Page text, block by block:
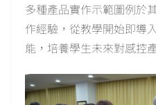
多種產品實作示範圖例於
作經驗，從教學開始即導
能，培養學生未來對感控